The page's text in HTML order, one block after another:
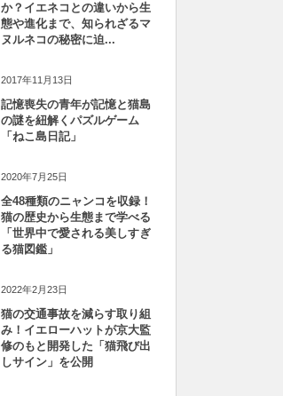
か？イエネコとの違いから生
態や進化まで、知られざるマ
ヌルネコの秘密に迫...
2017年11月13日
記憶喪失の青年が記憶と猫島
の謎を紐解くパズルゲーム
「ねこ島日記」
2020年7月25日
全48種類のニャンコを収録！
猫の歴史から生態まで学べる
「世界中で愛される美しすぎ
る猫図鑑」
2022年2月23日
猫の交通事故を減らす取り組
み！イエローハットが京大監
修のもと開発した「猫飛び出
しサイン」を公開